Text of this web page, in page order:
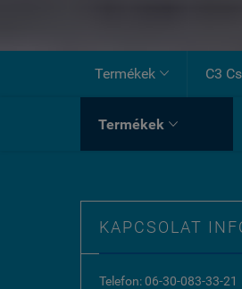
Termékek  C3
Termékek 
KAPCSOLAT
Telefon: 06-30-083-33-21